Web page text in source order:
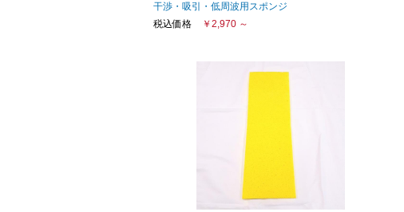
干渉・吸引・低周波用スポンジ
税込価格
￥2,970 ～